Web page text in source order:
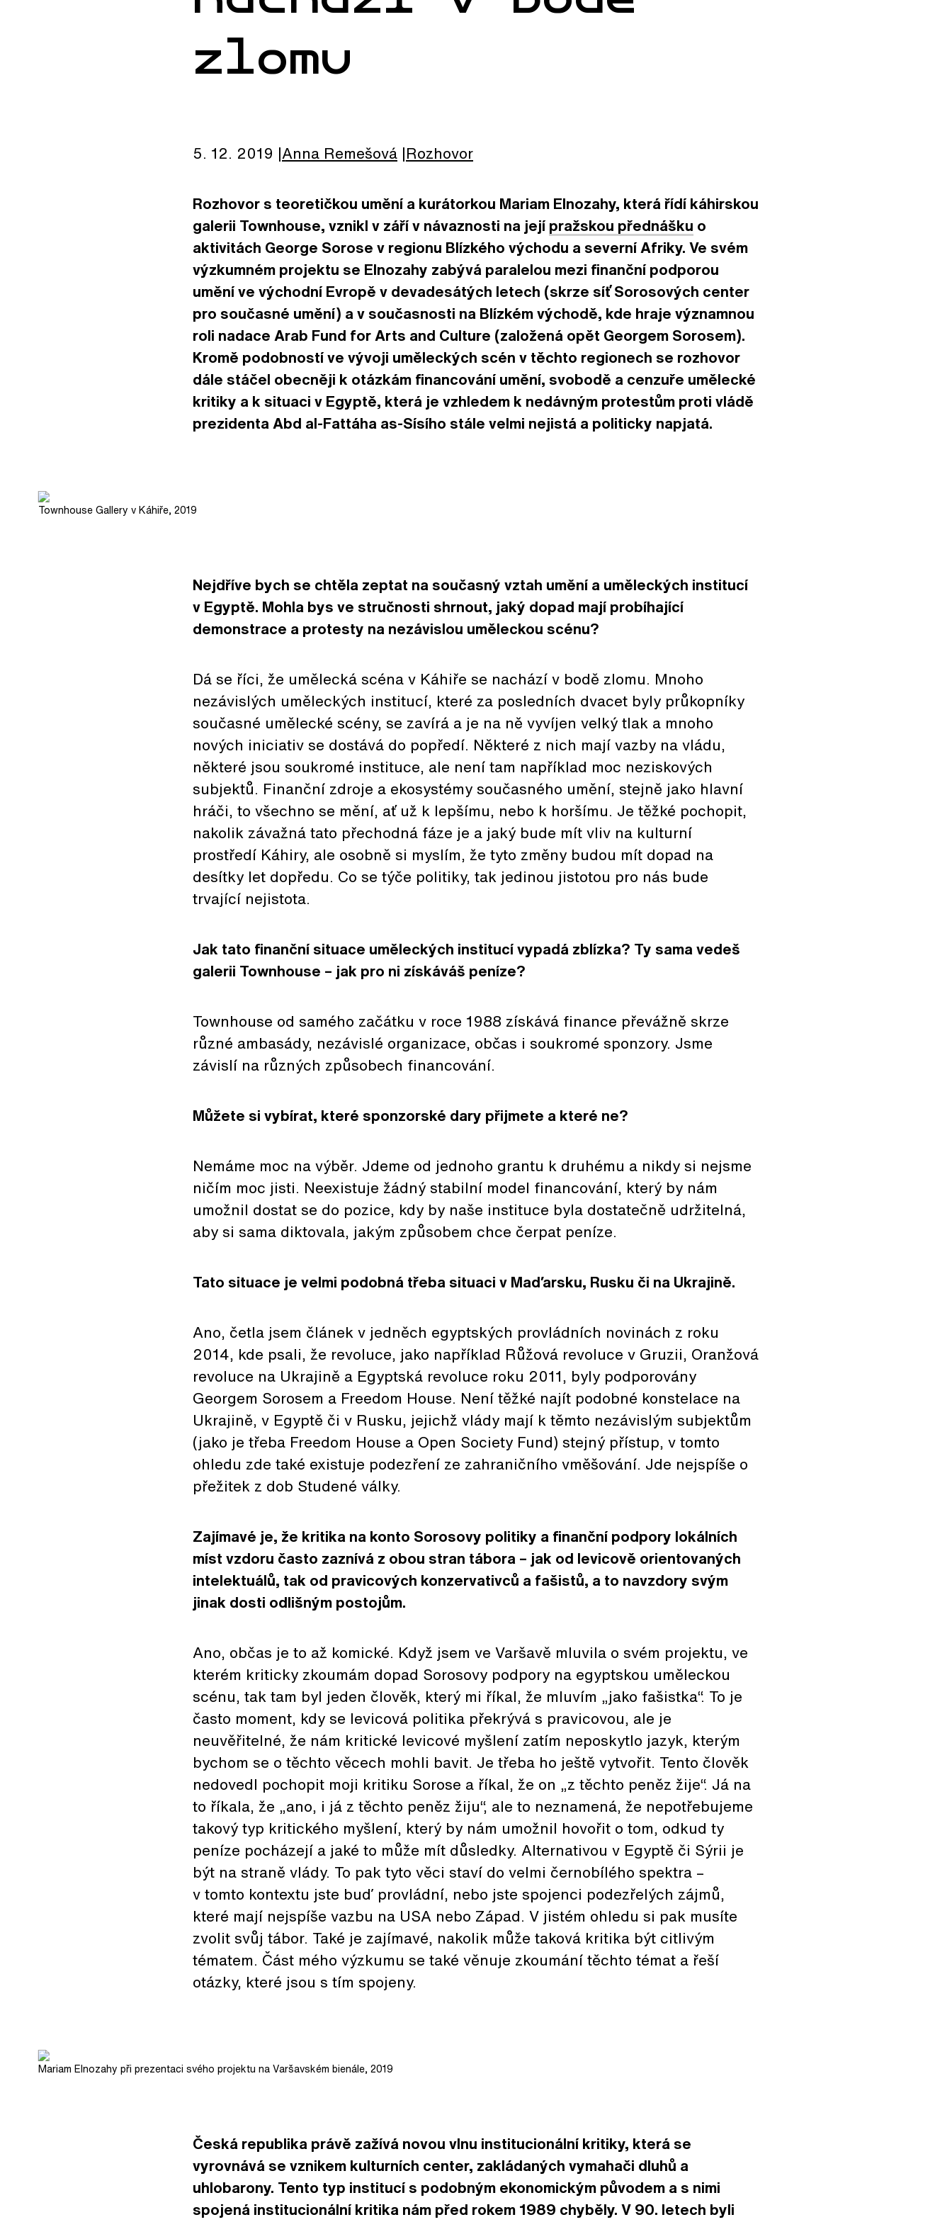
zlomu
5. 12. 2019 Anna Remešová Rozhovor
Rozhovor s teoretičkou umění a kurátorkou Mariam Elnozahy, která řídí káhirskou
galerii Townhouse, vznikl v září v návaznosti na jejípražskou přednášku o
aktivitách George Sorose v regionu Blízkého východu a severní Afriky. Ve svém
výzkumném projektu se Elnozahy zabývá paralelou mezi finanční podporou
umění ve východní Evropě v devadesátých letech (skrze síť Sorosových center
pro současné umění) a v současnosti na Blízkém východě, kde hraje významnou
roli nadace Arab Fund for Arts and Culture (založená opět Georgem Sorosem).
Kromě podobností ve vývoji uměleckých scén v těchto regionech se rozhovor
dále stáčel obecněji k otázkám financování umění, svobodě a cenzuře umělecké
kritiky a k situaci v Egyptě, která je vzhledem k nedávným protestům proti vládě
prezidenta Abd al-Fattáha as-Sísího stále velmi nejistá a politicky napjatá.
Townhouse Gallery v Káhiře, 2019
Nejdříve bych se chtěla zeptat na současný vztah umění a uměleckých institucí
v Egyptě. Mohla bys ve stručnosti shrnout, jaký dopad mají probíhající
demonstrace a protesty na nezávislou uměleckou scénu?
Dá se říci, že umělecká scéna v Káhiře se nachází v bodě zlomu. Mnoho
nezávislých uměleckých institucí, které za posledních dvacet byly průkopníky
současné umělecké scény, se zavírá a je na ně vyvíjen velký tlak a mnoho
nových iniciativ se dostává do popředí. Některé z nich mají vazby na vládu,
některé jsou soukromé instituce, ale není tam například moc neziskových
subjektů. Finanční zdroje a ekosystémy současného umění, stejně jako hlavní
hráči, to všechno se mění, ať už k lepšímu, nebo k horšímu. Je těžké pochopit,
nakolik závažná tato přechodná fáze je a jaký bude mít vliv na kulturní
prostředí Káhiry, ale osobně si myslím, že tyto změny budou mít dopad na
desítky let dopředu. Co se týče politiky, tak jedinou jistotou pro nás bude
trvající nejistota.
Jak tato finanční situace uměleckých institucí vypadá zblízka? Ty sama vedeš
galerii Townhouse – jak pro ni získáváš peníze?
Townhouse od samého začátku v roce 1988 získává finance převážně skrze
různé ambasády, nezávislé organizace, občas i soukromé sponzory. Jsme
závislí na různých způsobech financování.
Můžete si vybírat, které sponzorské dary přijmete a které ne?
Nemáme moc na výběr. Jdeme od jednoho grantu k druhému a nikdy si nejsme
ničím moc jisti. Neexistuje žádný stabilní model financování, který by nám
umožnil dostat se do pozice, kdy by naše instituce byla dostatečně udržitelná,
aby si sama diktovala, jakým způsobem chce čerpat peníze.
Tato situace je velmi podobná třeba situaci v Maďarsku, Rusku či na Ukrajině.
Ano, četla jsem článek v jedněch egyptských provládních novinách z roku
2014, kde psali, že revoluce, jako například Růžová revoluce v Gruzii, Oranžová
revoluce na Ukrajině a Egyptská revoluce roku 2011, byly podporovány
Georgem Sorosem a Freedom House. Není těžké najít podobné konstelace na
Ukrajině, v Egyptě či v Rusku, jejichž vlády mají k těmto nezávislým subjektům
(jako je třeba Freedom House a Open Society Fund) stejný přístup, v tomto
ohledu zde také existuje podezření ze zahraničního vměšování. Jde nejspíše o
přežitek z dob Studené války.
Zajímavé je, že kritika na konto Sorosovy politiky a finanční podpory lokálních
míst vzdoru často zaznívá z obou stran tábora – jak od levicově orientovaných
intelektuálů, tak od pravicových konzervativců a fašistů, a to navzdory svým
jinak dosti odlišným postojům.
Ano, občas je to až komické. Když jsem ve Varšavě mluvila o svém projektu, ve
kterém kriticky zkoumám dopad Sorosovy podpory na egyptskou uměleckou
scénu, tak tam byl jeden člověk, který mi říkal, že mluvím „jako fašistka“. To je
často moment, kdy se levicová politika překrývá s pravicovou, ale je
neuvěřitelné, že nám kritické levicové myšlení zatím neposkytlo jazyk, kterým
bychom se o těchto věcech mohli bavit. Je třeba ho ještě vytvořit. Tento člověk
nedovedl pochopit moji kritiku Sorose a říkal, že on „z těchto peněz žije“. Já na
to říkala, že „ano, i já z těchto peněz žiju“, ale to neznamená, že nepotřebujeme
takový typ kritického myšlení, který by nám umožnil hovořit o tom, odkud ty
peníze pocházejí a jaké to může mít důsledky. Alternativou v Egyptě či Sýrii je
být na straně vlády. To pak tyto věci staví do velmi černobílého spektra –
v tomto kontextu jste buď provládní, nebo jste spojenci podezřelých zájmů,
které mají nejspíše vazbu na USA nebo Západ. V jistém ohledu si pak musíte
zvolit svůj tábor. Také je zajímavé, nakolik může taková kritika být citlivým
tématem. Část mého výzkumu se také věnuje zkoumání těchto témat a řeší
otázky, které jsou s tím spojeny.
Mariam Elnozahy při prezentaci svého projektu na Varšavském bienále, 2019
Česká republika právě zažívá novou vlnu institucionální kritiky, která se
vyrovnává se vznikem kulturních center, zakládaných vymahači dluhů a
uhlobarony. Tento typ institucí s podobným ekonomickým původem a s nimi
spojená institucionální kritika nám před rokem 1989 chyběly. V 90. letech byli